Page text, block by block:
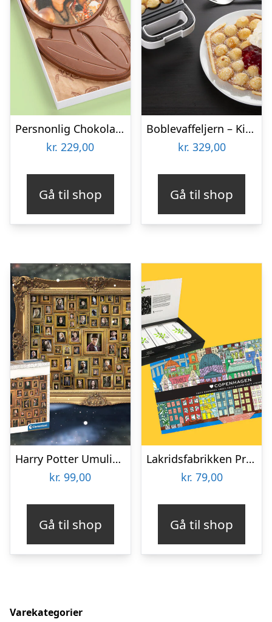
Persnonlig Chokoladeblomst med Billede
kr. 229,00
Gå til shop
Boblevaffeljern – KitchPro
kr. 329,00
Gå til shop
Harry Potter Umulig Puslespil
kr. 99,00
Gå til shop
Lakridsfabrikken Premiumlakrids – Copenhagen
kr. 79,00
Gå til shop
Varekategorier